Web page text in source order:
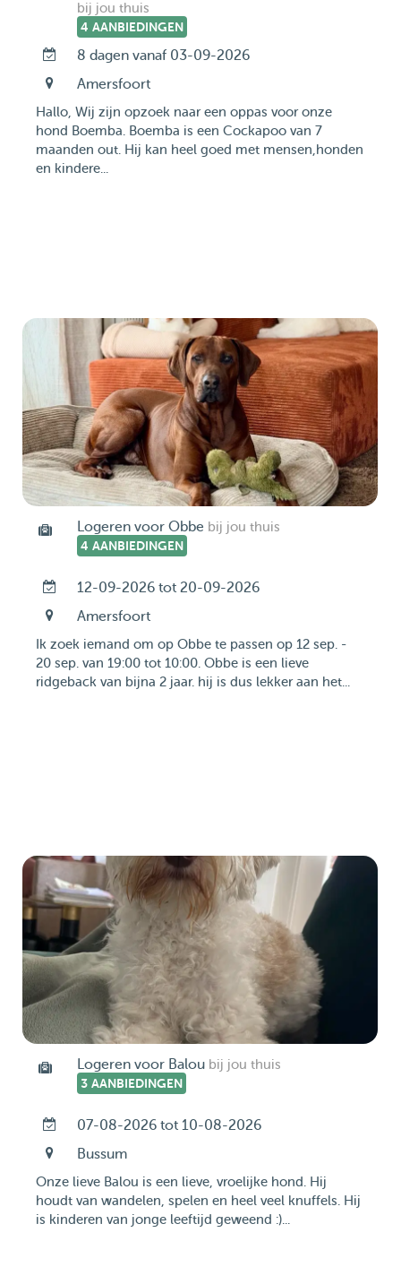
bij jou thuis
4 AANBIEDINGEN
8 dagen vanaf 03-09-2026
Amersfoort
Hallo, Wij zijn opzoek naar een oppas voor onze
hond Boemba. Boemba is een Cockapoo van 7
maanden out. Hij kan heel goed met mensen,honden
en kindere...
Logeren voor Obbe bij jou thuis
4 AANBIEDINGEN
12-09-2026 tot 20-09-2026
Amersfoort
Ik zoek iemand om op Obbe te passen op 12 sep. -
20 sep. van 19:00 tot 10:00. Obbe is een lieve
ridgeback van bijna 2 jaar. hij is dus lekker aan het...
Logeren voor Balou bij jou thuis
3 AANBIEDINGEN
07-08-2026 tot 10-08-2026
Bussum
Onze lieve Balou is een lieve, vroelijke hond. Hij
houdt van wandelen, spelen en heel veel knuffels. Hij
is kinderen van jonge leeftijd geweend :)...